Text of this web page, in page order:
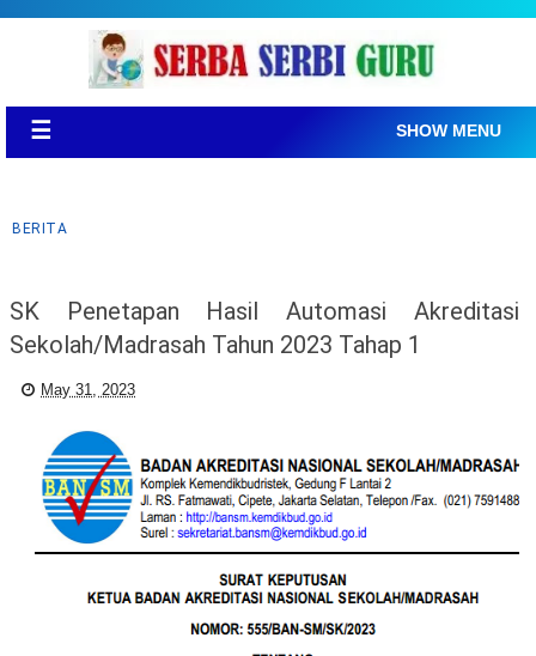
☰ SHOW MENU
BERITA
SK Penetapan Hasil Automasi Akreditasi
Sekolah/Madrasah Tahun 2023 Tahap 1
May 31, 2023